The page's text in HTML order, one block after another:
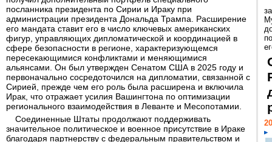
посланника президента по Сирии и Ираку при
администрации президента Дональда Трампа. Расширение
его мандата ставит его в число ключевых американских
фигур, управляющих дипломатической и координацией в
сфере безопасности в регионе, характеризующемся
пересекающимися конфликтами и меняющимися
альянсами. Он был утвержден Сенатом США в 2025 году и
первоначально сосредоточился на дипломатии, связанной с
Сирией, прежде чем его роль была расширена и включила
Ирак, что отражает усилия Вашингтона по оптимизации
регионального взаимодействия в Леванте и Месопотамии.
Соединенные Штаты продолжают поддерживать
значительное политическое и военное присутствие в Ираке
благодаря партнерству с федеральным правительством и